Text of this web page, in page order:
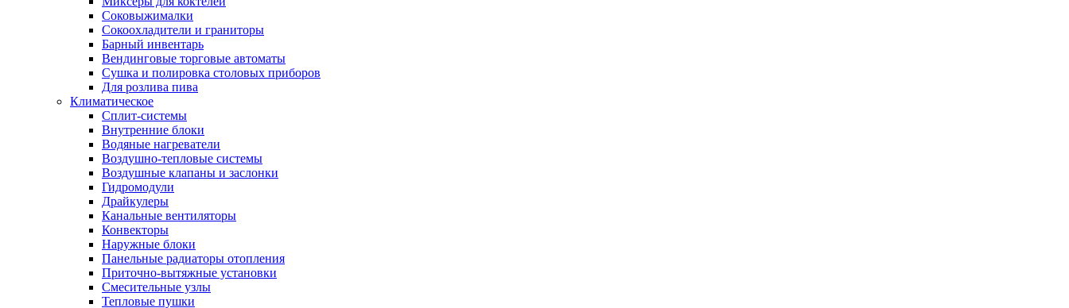
Соковыжималки
Сокоохладители и граниторы
Барный инвентарь
Вендинговые торговые автоматы
Сушка и полировка столовых приборов
Для розлива пива
Климатическое
Сплит-системы
Внутренние блоки
Водяные нагреватели
Воздушно-тепловые системы
Воздушные клапаны и заслонки
Гидромодули
Драйкулеры
Канальные вентиляторы
Конвекторы
Наружные блоки
Панельные радиаторы отопления
Приточно-вытяжные установки
Смесительные узлы
Тепловые пушки